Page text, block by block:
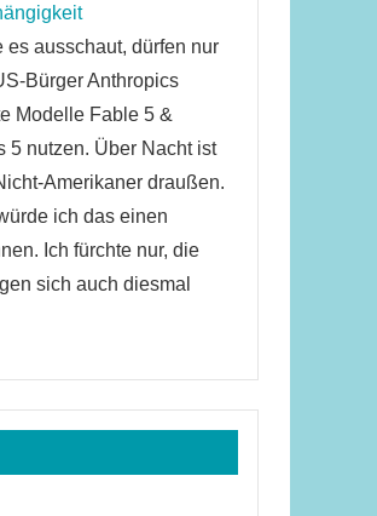
es ausschaut, dürfen nur
Bürger Anthropics
Modelle Fable 5 &
5 nutzen. Über Nacht ist
Amerikaner draußen.
ich das einen
Ich fürchte nur, die
sich auch diesmal